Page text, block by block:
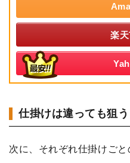
楽
仕掛けは違っても狙
次に、それぞれ仕掛けごと